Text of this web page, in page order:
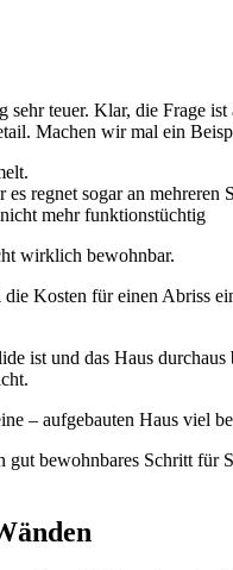
teuer. Klar, die Frage
Machen wir mal ein
regnet sogar an mehreren
mehr funktionstüchtig
wirklich bewohnbar.
Kosten für einen Abriss
ist und das Haus
– aufgebauten Haus viel
bewohnbares Schritt für